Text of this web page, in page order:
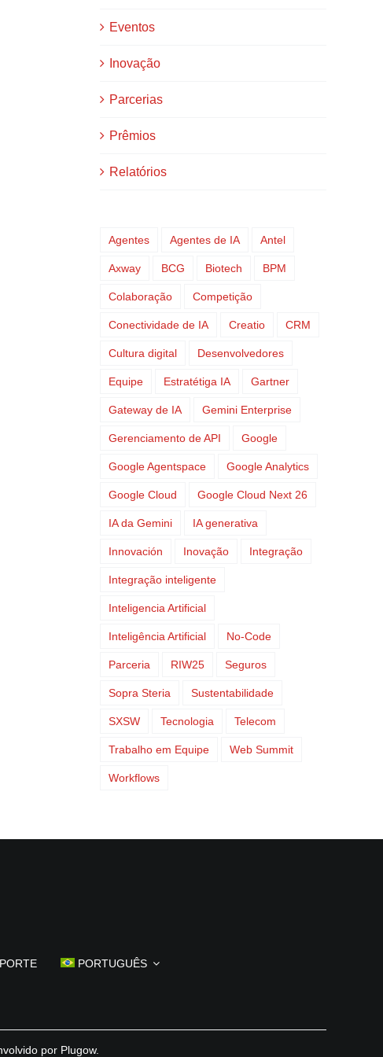
Eventos
Inovação
Parcerias
Prêmios
Relatórios
Agentes Agentes de IA Antel
Axway BCG Biotech BPM
Colaboração Competição
Conectividade de IA Creatio CRM
Cultura digital Desenvolvedores
Equipe Estratétiga IA Gartner
Gateway de IA Gemini Enterprise
Gerenciamento de API Google
Google Agentspace Google Analytics
Google Cloud Google Cloud Next 26
IA da Gemini IA generativa
Innovación Inovação Integração
Integração inteligente
Inteligencia Artificial
Inteligência Artificial No-Code
Parceria RIW25 Seguros
Sopra Steria Sustentabilidade
SXSW Tecnologia Telecom
Trabalho em Equipe Web Summit
Workflows
PORTUGUÊS
por Plugow.